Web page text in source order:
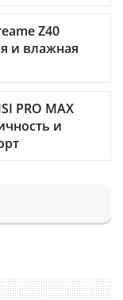
Z40
и влажная
PRO MAX
и